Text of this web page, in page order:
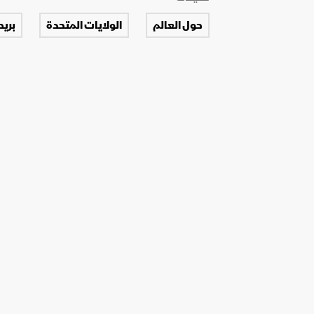
حول العالم الولايات المتحدة